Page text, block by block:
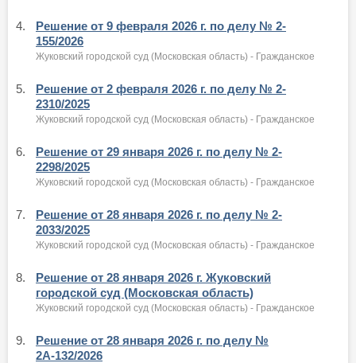
4.
Решение от 9 февраля 2026 г. по делу № 2-
155/2026
Жуковский городской суд (Московская область) - Гражданское
5.
Решение от 2 февраля 2026 г. по делу № 2-
2310/2025
Жуковский городской суд (Московская область) - Гражданское
6.
Решение от 29 января 2026 г. по делу № 2-
2298/2025
Жуковский городской суд (Московская область) - Гражданское
7.
Решение от 28 января 2026 г. по делу № 2-
2033/2025
Жуковский городской суд (Московская область) - Гражданское
8.
Решение от 28 января 2026 г. Жуковский
городской суд (Московская область)
Жуковский городской суд (Московская область) - Гражданское
9.
Решение от 28 января 2026 г. по делу №
2А-132/2026